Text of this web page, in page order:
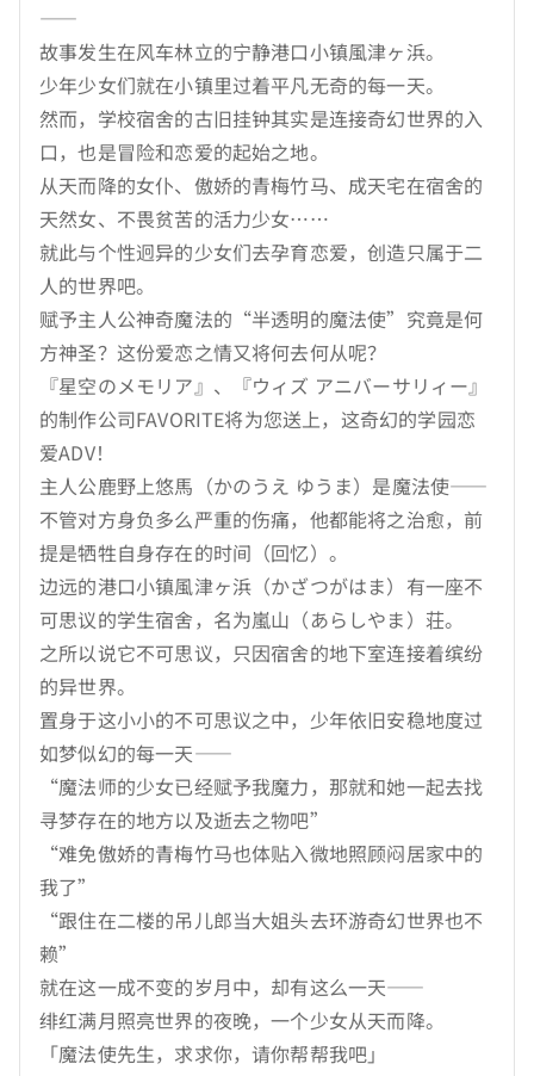
——
故事发生在风车林立的宁静港口小镇風津ヶ浜。
少年少女们就在小镇里过着平凡无奇的每一天。
然而，学校宿舍的古旧挂钟其实是连接奇幻世界的入
口，也是冒险和恋爱的起始之地。
从天而降的女仆、傲娇的青梅竹马、成天宅在宿舍的
天然女、不畏贫苦的活力少女……
就此与个性迥异的少女们去孕育恋爱，创造只属于二
人的世界吧。
赋予主人公神奇魔法的“半透明的魔法使”究竟是何
方神圣？这份爱恋之情又将何去何从呢？
『星空のメモリア』、『ウィズ アニバーサリィー』
的制作公司FAVORITE将为您送上，这奇幻的学园恋
爱ADV！
主人公鹿野上悠馬（かのうえ ゆうま）是魔法使——
不管对方身负多么严重的伤痛，他都能将之治愈，前
提是牺牲自身存在的时间（回忆）。
边远的港口小镇風津ヶ浜（かざつがはま）有一座不
可思议的学生宿舍，名为嵐山（あらしやま）荘。
之所以说它不可思议，只因宿舍的地下室连接着缤纷
的异世界。
置身于这小小的不可思议之中，少年依旧安稳地度过
如梦似幻的每一天——
“魔法师的少女已经赋予我魔力，那就和她一起去找
寻梦存在的地方以及逝去之物吧”
“难免傲娇的青梅竹马也体贴入微地照顾闷居家中的
我了”
“跟住在二楼的吊儿郎当大姐头去环游奇幻世界也不
赖”
就在这一成不变的岁月中，却有这么一天——
绯红满月照亮世界的夜晚，一个少女从天而降。
「魔法使先生，求求你，请你帮帮我吧」